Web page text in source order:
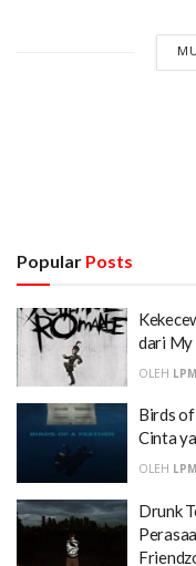
Popular Posts
dari My
OLEH
Birds
Cinta
OLEH
Drunk